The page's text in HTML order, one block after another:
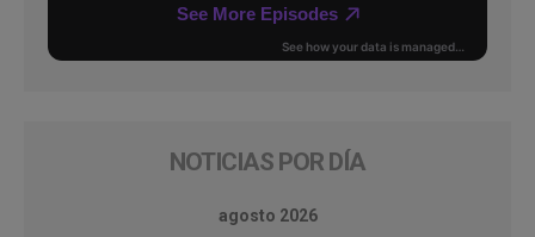
NOTICIAS POR DÍA
agosto 2026